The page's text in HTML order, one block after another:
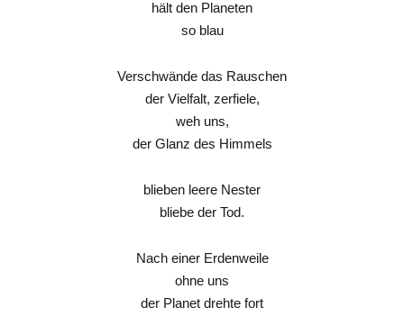
hält den Planeten
so blau
Verschwände das Rauschen
der Vielfalt, zerfiele,
weh uns,
der Glanz des Himmels
blieben leere Nester
bliebe der Tod.
Nach einer Erdenweile
ohne uns
der Planet drehte fort